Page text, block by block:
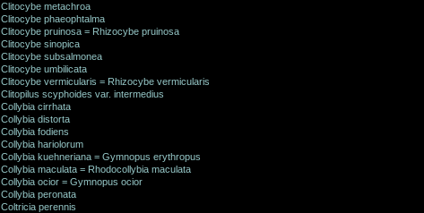
Clitocybe metachroa
Clitocybe phaeophtalma
Clitocybe pruinosa = Rhizocybe pruinosa
Clitocybe sinopica
Clitocybe subsalmonea
Clitocybe umbilicata
Clitocybe vermicularis = Rhizocybe vermicularis
Clitopilus scyphoides var. intermedius
Collybia cirrhata
Collybia distorta
Collybia fodiens
Collybia hariolorum
Collybia kuehneriana = Gymnopus erythropus
Collybia maculata = Rhodocollybia maculata
Collybia ocior = Gymnopus ocior
Collybia peronata
Coltricia perennis